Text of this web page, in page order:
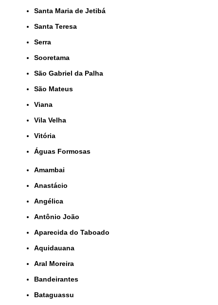
Santa Maria de Jetibá
Santa Teresa
Serra
Sooretama
São Gabriel da Palha
São Mateus
Viana
Vila Velha
Vitória
Águas Formosas
Amambai
Anastácio
Angélica
Antônio João
Aparecida do Taboado
Aquidauana
Aral Moreira
Bandeirantes
Bataguassu